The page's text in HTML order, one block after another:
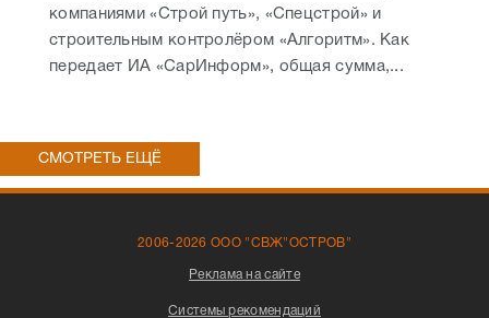
компаниями «Строй путь», «Спецстрой» и
строительным контролёром «Алгоритм». Как
передает ИА «СарИнформ», общая сумма,...
СМОТРЕТЬ ЕЩЁ
2006-2026 ООО "СВЖ"ОСТРОВ"
Реклама на сайте
Системы рекомендаций